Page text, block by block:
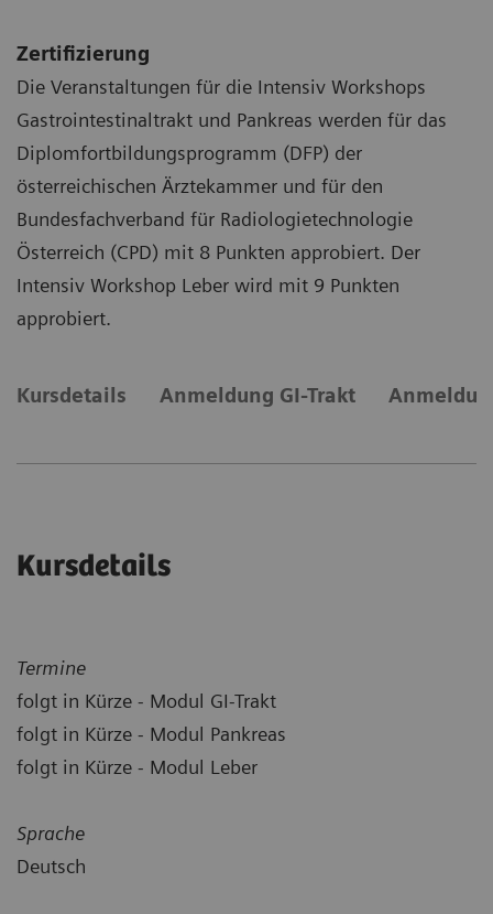
Zertifizierung
Die Veranstaltungen für die Intensiv Workshops
Gastrointestinaltrakt und Pankreas werden für das
Diplomfortbildungsprogramm (DFP) der
österreichischen Ärztekammer und für den
Bundesfachverband für Radiologietechnologie
Österreich (CPD) mit 8 Punkten approbiert. Der
Intensiv Workshop Leber wird mit 9 Punkten
approbiert.
Kursdetails Anmeldung GI-Trakt
Kursdetails
Termine
folgt in Kürze - Modul GI-Trakt
folgt in Kürze - Modul Pankreas
folgt in Kürze - Modul Leber
Sprache
Deutsch